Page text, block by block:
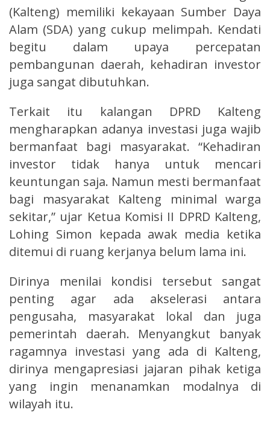
(Kalteng) memiliki kekayaan Sumber Daya
Alam (SDA) yang cukup melimpah. Kendati
begitu dalam upaya percepatan
pembangunan daerah, kehadiran investor
juga sangat dibutuhkan.
Terkait itu kalangan DPRD Kalteng
mengharapkan adanya investasi juga wajib
bermanfaat bagi masyarakat. “Kehadiran
investor tidak hanya untuk mencari
keuntungan saja. Namun mesti bermanfaat
bagi masyarakat Kalteng minimal warga
sekitar,” ujar Ketua Komisi II DPRD Kalteng,
Lohing Simon kepada awak media ketika
ditemui di ruang kerjanya belum lama ini.
Dirinya menilai kondisi tersebut sangat
penting agar ada akselerasi antara
pengusaha, masyarakat lokal dan juga
pemerintah daerah. Menyangkut banyak
ragamnya investasi yang ada di Kalteng,
dirinya mengapresiasi jajaran pihak ketiga
yang ingin menanamkan modalnya di
wilayah itu.